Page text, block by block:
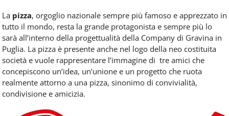
La pizza, orgoglio nazionale sempre più famoso e apprezzato in
tutto il mondo, resta la grande protagonista e sempre più lo
sarà all’interno della progettualità della Company di Gravina in
Puglia. La pizza è presente anche nel logo della neo costituita
società e vuole rappresentare l’immagine di tre amici che
concepiscono un’idea, un’unione e un progetto che ruota
realmente attorno a una pizza, sinonimo di convivialità,
condivisione e amicizia.